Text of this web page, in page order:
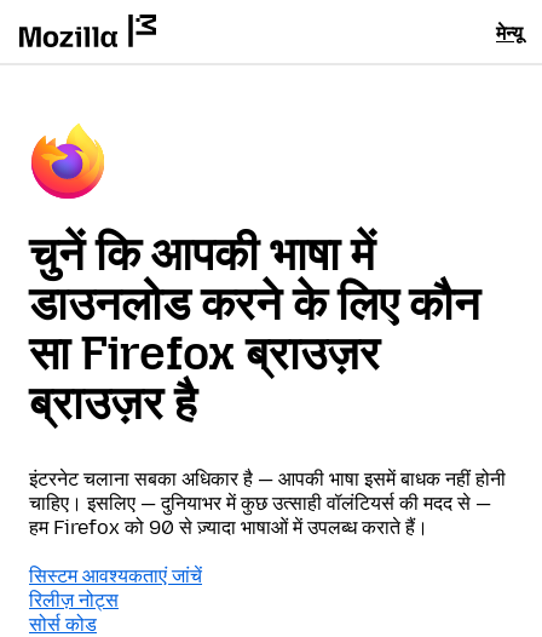
मेन्यू
चुनें कि आपकी भाषा में
डाउनलोड करने के लिए कौन
सा Firefox ब्राउज़र
ब्राउज़र है
इंटरनेट चलाना सबका अधिकार है — आपकी भाषा इसमें बाधक नहीं होनी
चाहिए। इसलिए — दुनियाभर में कुछ उत्साही वॉलंटियर्स की मदद से —
हम Firefox को 90 से ज़्यादा भाषाओं में उपलब्ध कराते हैं।
सिस्टम आवश्यकताएं जांचें
रिलीज़ नोट्स
सोर्स कोड